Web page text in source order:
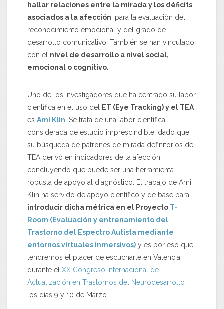
hallar relaciones entre la mirada y los déficits
asociados a la afección , para la evaluación del
reconocimiento emocional y del grado de
desarrollo comunicativo. También se han vinculado
con el nivel de desarrollo a nivel social,
emocional o cognitivo.
Uno de los investigadores que ha centrado su labor
científica en el uso del ET (Eye Tracking) y el TEA
es Ami Klin . Se trata de una labor científica
considerada de estudio imprescindible, dado que
su búsqueda de patrones de mirada definitorios del
TEA derivó en indicadores de la afección,
concluyendo que puede ser una herramienta
robusta de apoyo al diagnóstico. El trabajo de Ami
Klin ha servido de apoyo científico y de base para
introducir dicha métrica en el Proyecto T-
Room (Evaluación y entrenamiento del
Trastorno del Espectro Autista mediante
entornos virtuales inmersivos) y es por eso que
tendremos el placer de escucharle en Valencia
durante el XX Congreso Internacional de
Actualización en Trastornos del Neurodesarrollo
los días 9 y 10 de Marzo.